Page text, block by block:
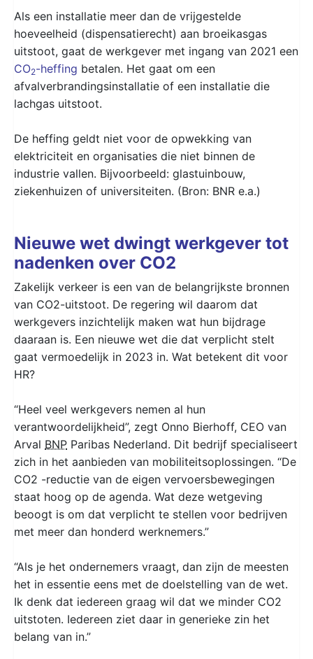
Als een installatie meer dan de vrijgestelde
hoeveelheid (dispensatierecht) aan broeikasgas
uitstoot, gaat de werkgever met ingang van 2021 een
CO2-heffing betalen. Het gaat om een
afvalverbrandingsinstallatie of een installatie die
lachgas uitstoot.
De heffing geldt niet voor de opwekking van
elektriciteit en organisaties die niet binnen de
industrie vallen. Bijvoorbeeld: glastuinbouw,
ziekenhuizen of universiteiten. (Bron: BNR e.a.)
Nieuwe wet dwingt werkgever tot
nadenken over CO2
Zakelijk verkeer is een van de belangrijkste bronnen
van CO2-uitstoot. De regering wil daarom dat
werkgevers inzichtelijk maken wat hun bijdrage
daaraan is. Een nieuwe wet die dat verplicht stelt
gaat vermoedelijk in 2023 in. Wat betekent dit voor
HR?
“Heel veel werkgevers nemen al hun
verantwoordelijkheid”, zegt Onno Bierhoff, CEO van
Arval BNP Paribas Nederland. Dit bedrijf specialiseert
zich in het aanbieden van mobiliteitsoplossingen. “De
CO2 -reductie van de eigen vervoersbewegingen
staat hoog op de agenda. Wat deze wetgeving
beoogt is om dat verplicht te stellen voor bedrijven
met meer dan honderd werknemers.”
“Als je het ondernemers vraagt, dan zijn de meesten
het in essentie eens met de doelstelling van de wet.
Ik denk dat iedereen graag wil dat we minder CO2
uitstoten. Iedereen ziet daar in generieke zin het
belang van in.”